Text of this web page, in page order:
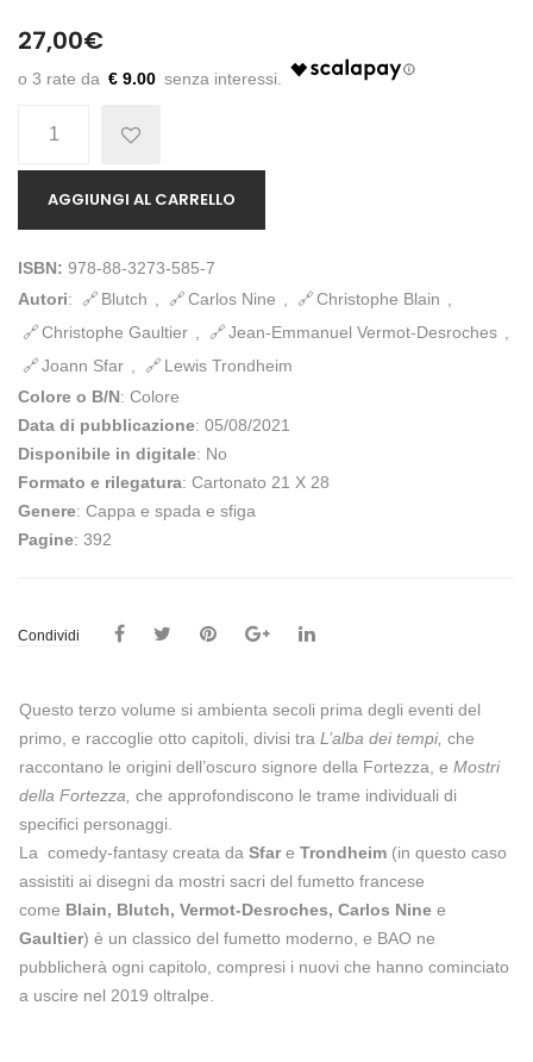
27,00€
€ 9.00
AGGIUNGI AL CARRELLO
ISBN: 978-88-3273-585-7
Autori: Blutch , Carlos Nine , Christophe Blain ,
Christophe Gaultier , Jean-Emmanuel Vermot-Desroches ,
Joann Sfar ,
Lewis Trondheim
Colore o B/N: Colore
Data di pubblicazione: 05/08/2021
Disponibile in digitale: No
Formato e rilegatura: Cartonato 21 X 28
Genere: Cappa e spada e sfiga
Pagine: 392
Condividi
Questo terzo volume si ambienta secoli prima degli eventi del
primo, e raccoglie otto capitoli, divisi tra L’alba dei tempi, che
raccontano le origini dell’oscuro signore della Fortezza, e Mostri
della Fortezza, che approfondiscono le trame individuali di
specifici personaggi.
La comedy-fantasy creata da Sfare Trondheim (in questo caso
assistiti ai disegni da mostri sacri del fumetto francese
come Blain, Blutch, Vermot-Desroches, Carlos Nine e
Gaultier) è un classico del fumetto moderno, e BAO ne
pubblicherà ogni capitolo, compresi i nuovi che hanno cominciato
a uscire nel 2019 oltralpe.